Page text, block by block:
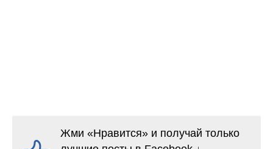
Жми «Нравится» и получай только